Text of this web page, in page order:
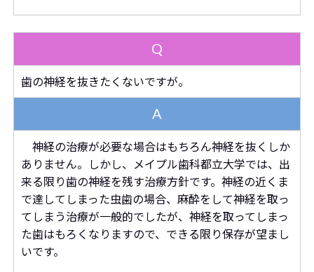
Q
歯の神経を抜きたくないですが。
A
神経の治療が必要な場合はもちろん神経を抜くしか
ありません。しかし、メイプル歯科都立大学では、出
来る限り歯の神経を残す治療方針です。神経の近くま
で達してしまった虫歯の場合、麻酔をして神経を取っ
てしまう治療が一般的でしたが、神経を取ってしまっ
た歯はもろくなりますので、できる限り保存が望まし
いです。